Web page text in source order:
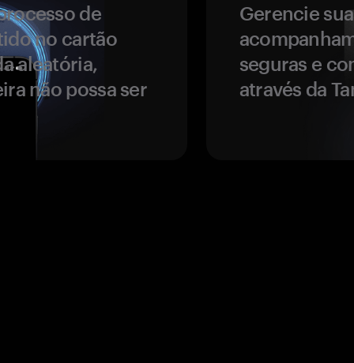
de
no cartão
aleatória,
não possa ser
Gerencie
seguras e
através da